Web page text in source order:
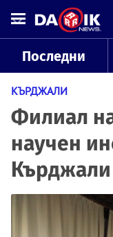
Последни
КЪРДЖАЛИ
Филиал
научен
Кърджали